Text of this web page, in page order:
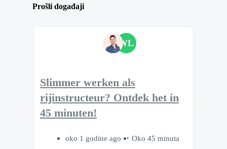
Prošli događaji
WL
Slimmer werken als
rijinstructeur? Ontdek het in
45 minuten!
oko 1 godine ago
Oko 45 minuta